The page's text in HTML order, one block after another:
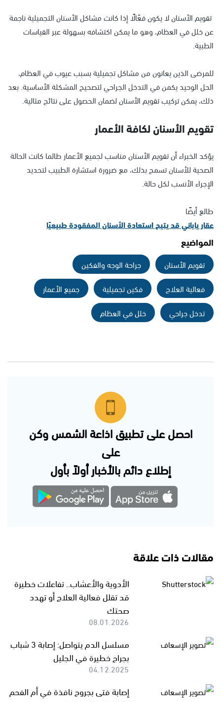
تقويم الأسنان لا يكون فعّالًا إذا كانت مشاكل الأسنان التجميلية ناجمة
عن خلل في العظام، وهو ما يمكن اكتشافه بسهولة عبر القياسات
الطبية.
للمرضى الذين يعانون من مشاكل تجميلية بسبب عيوب في العظام،
الحل الوحيد يكمن في التدخل الجراحي لتصحيح المشكلة الأساسية. بعد
ذلك، يمكن تركيب تقويم الأسنان لضمان الحصول على نتائج مثالية.
تقويم الأسنان لكافة الأعمار
يؤكد الخبراء أن تقويم الأسنان مناسب لجميع الأعمار طالما كانت الحالة
الصحية للأسنان تسمح بذلك، مع ضرورة استشارة الطبيب لتحديد
الإجراء الأنسب لكل حالة.
طالع أيضًا
عقار ياباني قد يتيح استعادة الأسنان المفقودة طبيعيًا
المواضيع
تقويم الأسنان
جراحة الوجه والفكين
فعالية العلاج
فكين تجميلية
جميع الأعمار
تدخل جراحي
خلل في العظام
احصل على تطبيق اذاعة الشمس وكن
على
إطلاع دائم بالأخبار أولاً بأول
مقالات ذات علاقة
الأدوية والأعشاب.. تفاعلات خطيرة
قد تقلل فعالية العلاج أو تهدد
صحتك
08.01.2026
مسلسل الدم يتواصل: إصابة 3 شباب
بجراح خطيرة في الجليل
04.12.2025
إصابة فتى بجروح نافذة في أم الفحم